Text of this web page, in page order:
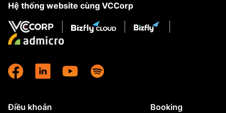
Hệ thống website cùng VCCorp
Điều khoản Booking